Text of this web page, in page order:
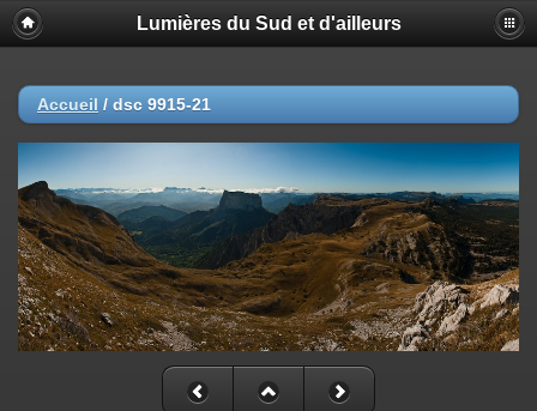
Lumières du Sud et d'ailleurs
Accueil / dsc 9915-21